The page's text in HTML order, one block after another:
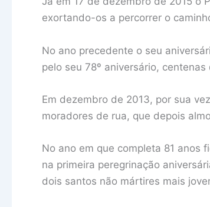
exortando-os a percorrer o
No ano precedente o seu
pelo seu 78º aniversário,
Em dezembro de 2013, por sua
moradores de rua, que depois
No ano em que completa 81 anos
na primeira peregrinação
dois santos não mártires mais